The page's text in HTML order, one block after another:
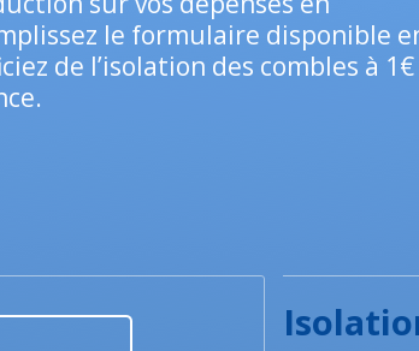
le formulaire disponible
de l’isolation des combles à 1€